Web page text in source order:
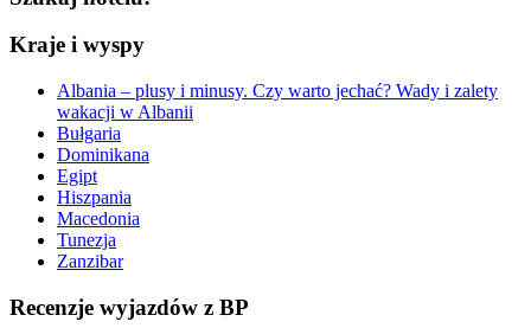
Kraje i wyspy
Albania – plusy i minusy. Czy warto jechać? Wady i zalety
wakacji w Albanii
Bułgaria
Dominikana
Egipt
Hiszpania
Macedonia
Tunezja
Zanzibar
Recenzje wyjazdów z BP